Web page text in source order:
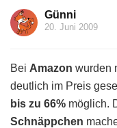
Günni
20. Juni 2009
Bei Amazon wurden
deutlich im Preis
bis zu 66% möglich.
Schnäppchen